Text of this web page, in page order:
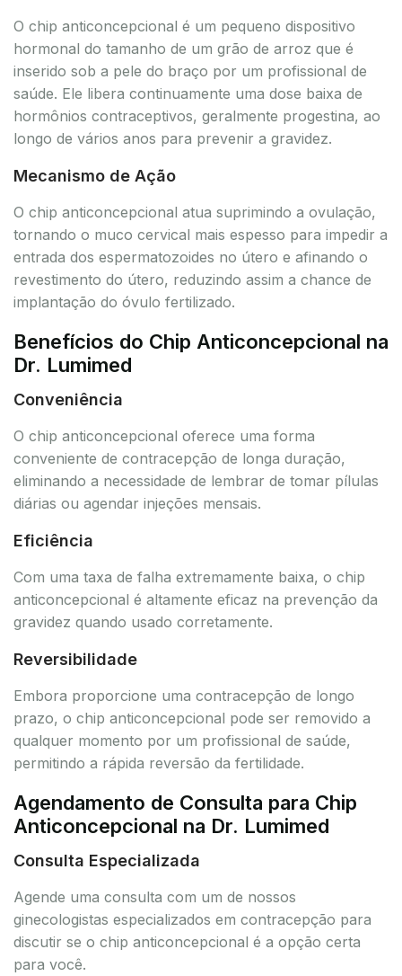
O chip anticoncepcional é um pequeno dispositivo
hormonal do tamanho de um grão de arroz que é
inserido sob a pele do braço por um profissional de
saúde. Ele libera continuamente uma dose baixa de
hormônios contraceptivos, geralmente progestina, ao
longo de vários anos para prevenir a gravidez.
Mecanismo de Ação
O chip anticoncepcional atua suprimindo a ovulação,
tornando o muco cervical mais espesso para impedir a
entrada dos espermatozoides no útero e afinando o
revestimento do útero, reduzindo assim a chance de
implantação do óvulo fertilizado.
Benefícios do Chip Anticoncepcional na
Dr. Lumimed
Conveniência
O chip anticoncepcional oferece uma forma
conveniente de contracepção de longa duração,
eliminando a necessidade de lembrar de tomar pílulas
diárias ou agendar injeções mensais.
Eficiência
Com uma taxa de falha extremamente baixa, o chip
anticoncepcional é altamente eficaz na prevenção da
gravidez quando usado corretamente.
Reversibilidade
Embora proporcione uma contracepção de longo
prazo, o chip anticoncepcional pode ser removido a
qualquer momento por um profissional de saúde,
permitindo a rápida reversão da fertilidade.
Agendamento de Consulta para Chip
Anticoncepcional na Dr. Lumimed
Consulta Especializada
Agende uma consulta com um de nossos
ginecologistas especializados em contracepção para
discutir se o chip anticoncepcional é a opção certa
para você.